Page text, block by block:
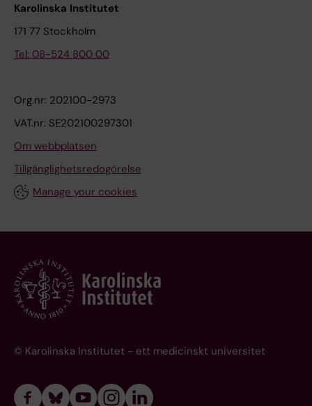
Karolinska Institutet
171 77 Stockholm
Tel: 08-524 800 00
Org.nr: 202100-2973
VAT.nr: SE202100297301
Om webbplatsen
Tillgänglighetsredogörelse
Manage your cookies
© Karolinska Institutet - ett medicinskt universitet